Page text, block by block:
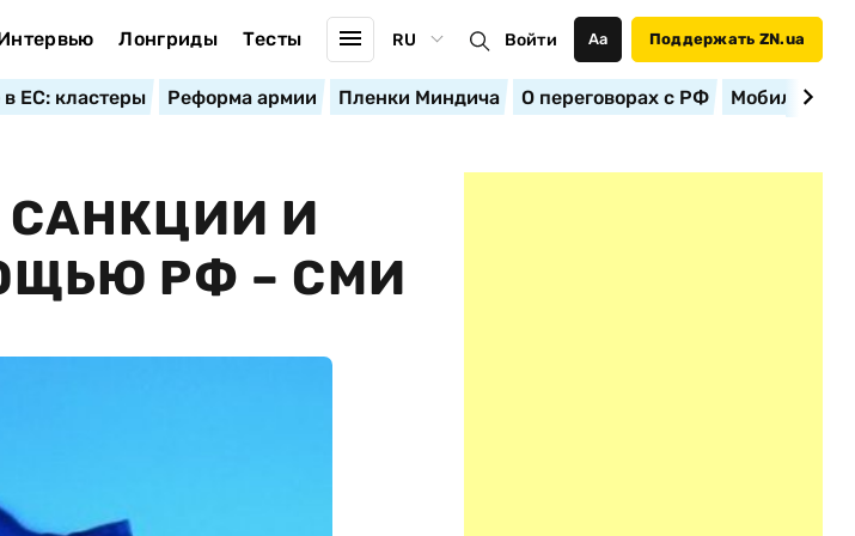
Лонгриды Тесты RU Войти Аа Поддержать ZN.ua
ЕС: кластеры Реформа армии Пленки Миндича О переговорах с РФ
САНКЦИИ И
РФ – СМИ